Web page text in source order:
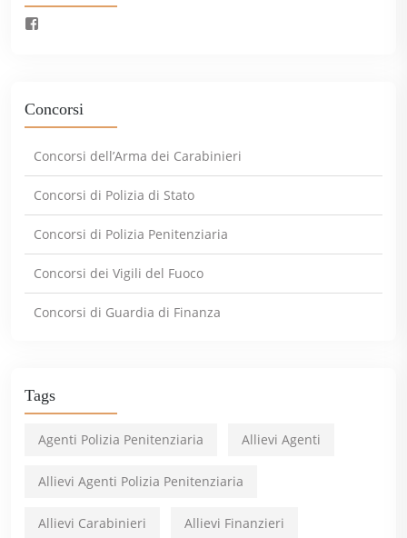
Concorsi
Concorsi dell’Arma dei Carabinieri
Concorsi di Polizia di Stato
Concorsi di Polizia Penitenziaria
Concorsi dei Vigili del Fuoco
Concorsi di Guardia di Finanza
Tags
Agenti Polizia Penitenziaria Allievi Agenti
Allievi Agenti Polizia Penitenziaria
Allievi Carabinieri Allievi Finanzieri